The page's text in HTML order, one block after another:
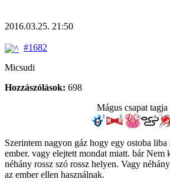
2016.03.25. 21:50
#1682
Micsudi
Hozzászólások: 698
Mágus csapat tagja
Szerintem nagyon gáz hogy egy ostoba
ember. vagy elejtett mondat miatt. bár Nem
néhány rossz szó rossz helyen. Vagy
az ember ellen használnak.